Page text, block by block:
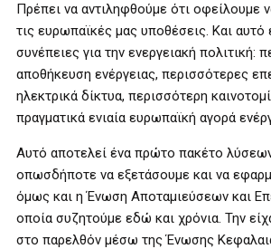
Πρέπει να αντιληφθούμε ότι οφείλουμε
τις ευρωπαϊκές μας υποθέσεις. Και αυτό
συνέπειες για την ενεργειακή πολιτική:
αποθήκευση ενέργειας, περισσότερες
ηλεκτρικά δίκτυα, περισσότερη
πραγματικά ενιαία ευρωπαϊκή αγορά
Αυτό αποτελεί ένα πρώτο πακέτο
οπωσδήποτε να εξετάσουμε και να
όμως και η Ένωση Αποταμιεύσεων και
οποία συζητούμε εδώ και χρόνια. Την
στο παρελθόν μέσω της Ένωσης